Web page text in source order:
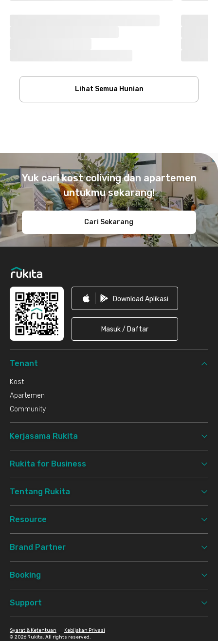
Lihat Semua Hunian
Yuk cari kost coliving dan apartemen
untukmu sekarang!
Cari Sekarang
Download Aplikasi
Masuk / Daftar
Tenant
Kost
Apartemen
Community
Kerjasama Rukita
Rukita for Business
Tentang Rukita
Resource
Brand Partner
Booking
Support
© 2026 Rukita. All rights reserved.
Syarat & Ketentuan Kebijakan Privasi